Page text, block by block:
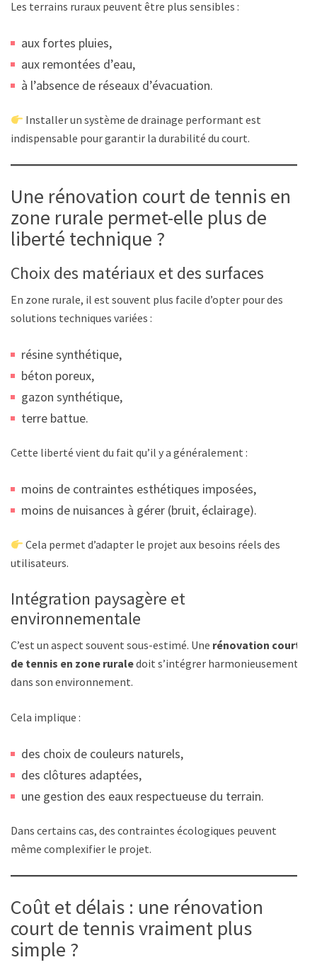
Les terrains ruraux peuvent être plus sensibles :
aux fortes pluies,
aux remontées d’eau,
à l’absence de réseaux d’évacuation.
Installer un système de drainage performant est
indispensable pour garantir la durabilité du court.
Une rénovation court de tennis en
zone rurale permet-elle plus de
liberté technique ?
Choix des matériaux et des surfaces
En zone rurale, il est souvent plus facile d’opter pour des
solutions techniques variées :
résine synthétique,
béton poreux,
gazon synthétique,
terre battue.
Cette liberté vient du fait qu’il y a généralement :
moins de contraintes esthétiques imposées,
moins de nuisances à gérer (bruit, éclairage).
Cela permet d’adapter le projet aux besoins réels des
utilisateurs.
Intégration paysagère et
environnementale
C’est un aspect souvent sous-estimé. Une rénovation court
de tennis en zone ruraledoit s’intégrer harmonieusement
dans son environnement.
Cela implique :
des choix de couleurs naturels,
des clôtures adaptées,
une gestion des eaux respectueuse du terrain.
Dans certains cas, des contraintes écologiques peuvent
même complexifier le projet.
Coût et délais : une rénovation
court de tennis vraiment plus
simple ?